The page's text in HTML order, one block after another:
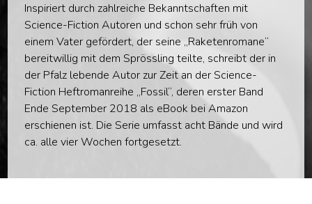
Inspiriert durch zahlreiche Bekanntschaften mit
Science-Fiction Autoren und schon sehr früh von
einem Vater gefördert, der seine „Raketenromane“
bereitwillig mit dem Sprössling teilte, schreibt der in
der Pfalz lebende Autor zur Zeit an der Science-
Fiction Heftromanreihe „Fossil“, deren erster Band
Ende September 2018 als eBook bei Amazon
erschienen ist. Die Serie umfasst acht Bände und wird
ca. alle vier Wochen fortgesetzt.